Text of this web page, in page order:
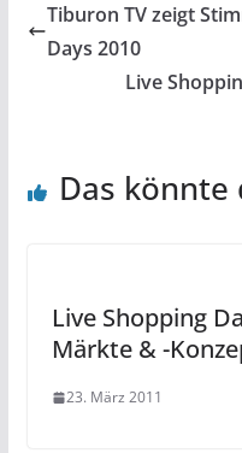
Tiburon TV zeigt
Days 2010
Live
Das könnte
Live Shopping
Märkte & -
23. März 2011